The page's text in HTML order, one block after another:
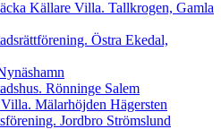
Källare Villa. Tallkrogen, Gamla
Östra Ekedal,
Rönninge Salem
Mälarhöjden Hägersten
Jordbro Strömslund